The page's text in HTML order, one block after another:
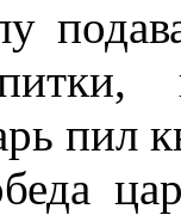
пил